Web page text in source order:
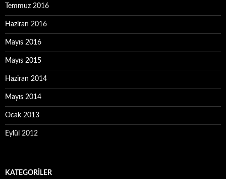
Temmuz 2016
Haziran 2016
Mayıs 2016
Mayıs 2015
Haziran 2014
Mayıs 2014
Ocak 2013
Eylül 2012
KATEGORILER